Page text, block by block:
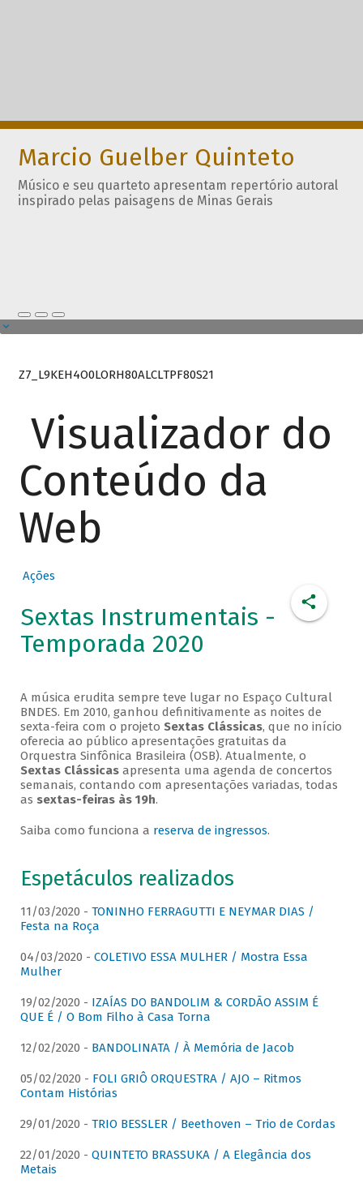
Marcio Guelber Quinteto
Músico e seu quarteto apresentam repertório autoral
inspirado pelas paisagens de Minas Gerais
Z7_L9KEH4O0LORH80ALCLTPF80S21
Visualizador do
Conteúdo da
Web
Ações
Sextas Instrumentais -
Temporada 2020
A música erudita sempre teve lugar no Espaço Cultural
BNDES. Em 2010, ganhou definitivamente as noites de
sexta-feira com o projeto Sextas Clássicas, que no início
oferecia ao público apresentações gratuitas da
Orquestra Sinfônica Brasileira (OSB). Atualmente, o
Sextas Clássicasapresenta uma agenda de concertos
semanais, contando com apresentações variadas, todas
as sextas-feiras às 19h.
Saiba como funciona a reserva de ingressos.
Espetáculos realizados
11/03/2020 - TONINHO FERRAGUTTI E NEYMAR DIAS /
Festa na Roça
04/03/2020 - COLETIVO ESSA MULHER / Mostra Essa
Mulher
19/02/2020 - IZAÍAS DO BANDOLIM & CORDÃO ASSIM É
QUE É / O Bom Filho à Casa Torna
12/02/2020 - BANDOLINATA / À Memória de Jacob
05/02/2020 - FOLI GRIÔ ORQUESTRA / AJO – Ritmos
Contam Histórias
29/01/2020 - TRIO BESSLER / Beethoven – Trio de Cordas
22/01/2020 - QUINTETO BRASSUKA / A Elegância dos
Metais